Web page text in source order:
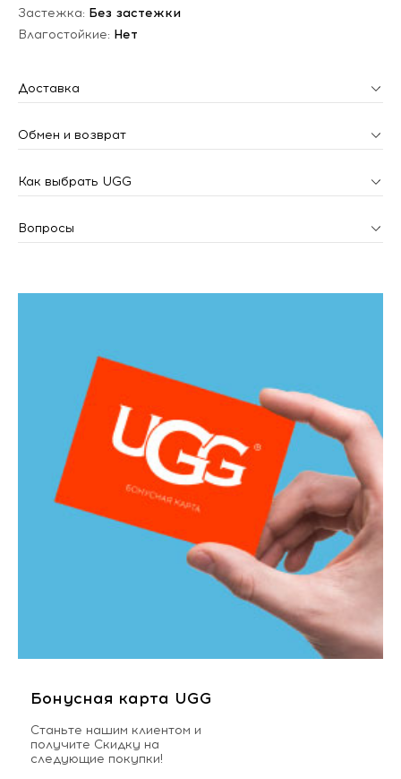
Застежка: Без застежки
Влагостойкие: Нет
Доставка
Обмен и возврат
Как выбрать UGG
Вопросы
Бонусная карта UGG
Станьте нашим клиентом и
получите Скидку на
следующие покупки!